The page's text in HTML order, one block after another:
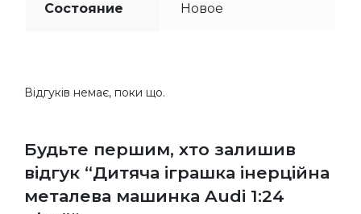
Состояние Новое
Відгуків немає, поки що.
Будьте першим, хто залишив
відгук “Дитяча іграшка інерційна
металева машинка Audi 1:24